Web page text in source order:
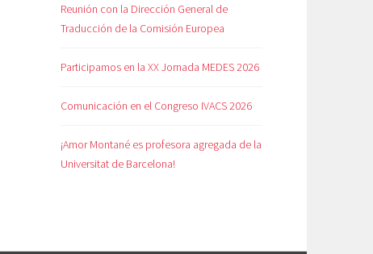
Reunión con la Dirección General de
Traducción de la Comisión Europea
Participamos en la XX Jornada MEDES 2026
Comunicación en el Congreso IVACS 2026
¡Amor Montané es profesora agregada de la
Universitat de Barcelona!